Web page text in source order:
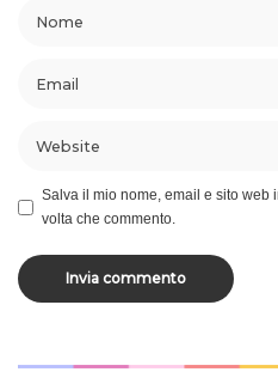
Salva il mio nome, email e sito web
volta che commento.